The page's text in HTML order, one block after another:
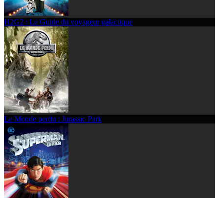
H2G2 : Le Guide du voyageur galactique
Le Monde perdu : Jurassic Park